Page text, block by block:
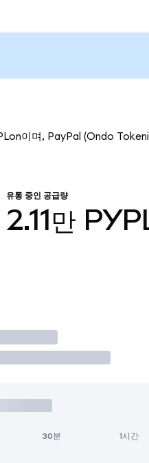
이며, PayPal (Ondo
유통 중인 공급량
2.11만
30분 1시간